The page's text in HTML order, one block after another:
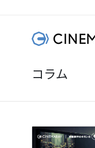
コラム